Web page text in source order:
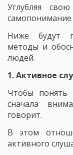
Углубляя
самопонимание
Ниже будут
методы и
людей.
1. Активное
Чтобы понять
сначала
говорит.
В этом
активного